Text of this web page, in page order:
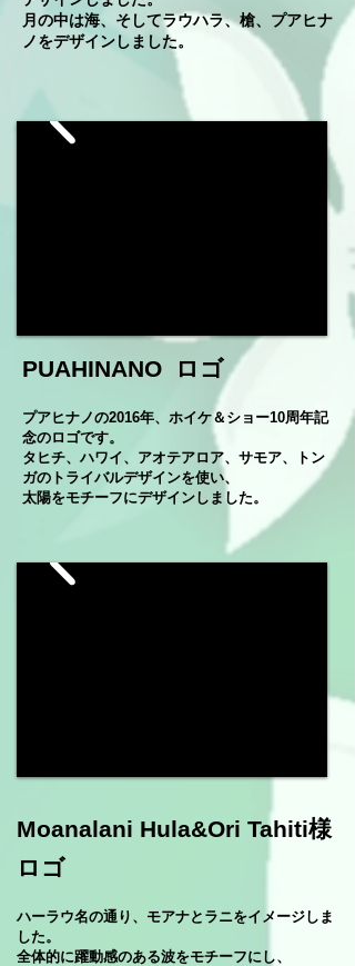
月の中は海、そしてラウハラ、槍、プアヒナ
ノをデザインしました。
PUAHINANO ロゴ
プアヒナノの2016年、ホイケ＆ショー10周年記
念のロゴです。
タヒチ、ハワイ、アオテアロア、サモア、トン
ガのトライバルデザインを使い、
太陽をモチーフにデザインしました。
Moanalani Hula&Ori Tahiti様
ロゴ
ハーラウ名の通り、モアナとラニをイメージしま
した。
全体的に躍動感のある波をモチーフにし、